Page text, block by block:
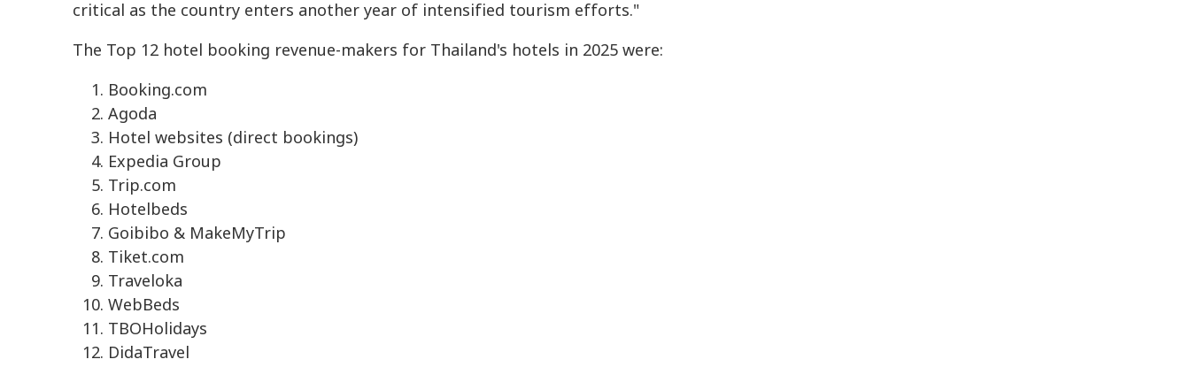
critical as the country enters another year of intensified tourism efforts."
The Top 12 hotel booking revenue-makers for Thailand's hotels in 2025 were:
Booking.com
Agoda
Hotel websites (direct bookings)
Expedia Group
Trip.com
Hotelbeds
Goibibo & MakeMyTrip
Tiket.com
Traveloka
WebBeds
TBOHolidays
DidaTravel